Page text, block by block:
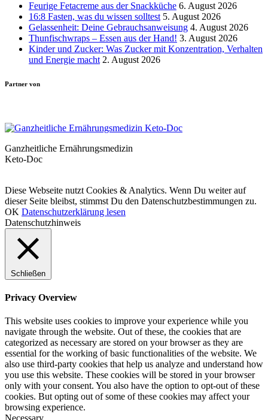
Feurige Fetacreme aus der Snackküche 6. August 2026
16:8 Fasten, was du wissen solltest 5. August 2026
Gelassenheit: Deine Gebrauchsanweisung 4. August 2026
Thunfischwraps – Essen aus der Hand! 3. August 2026
Kinder und Zucker: Was Zucker mit Konzentration, Verhalten
und Energie macht 2. August 2026
Partner von
Ganzheitliche Ernährungsmedizin
Keto-Doc
Diese Webseite nutzt Cookies & Analytics. Wenn Du weiter auf
dieser Seite bleibst, stimmst Du den Datenschutzbestimmungen zu.
OK Datenschutzerklärung lesen
Datenschutzhinweis
Schließen
Privacy Overview
This website uses cookies to improve your experience while you
navigate through the website. Out of these, the cookies that are
categorized as necessary are stored on your browser as they are
essential for the working of basic functionalities of the website. We
also use third-party cookies that help us analyze and understand how
you use this website. These cookies will be stored in your browser
only with your consent. You also have the option to opt-out of these
cookies. But opting out of some of these cookies may affect your
browsing experience.